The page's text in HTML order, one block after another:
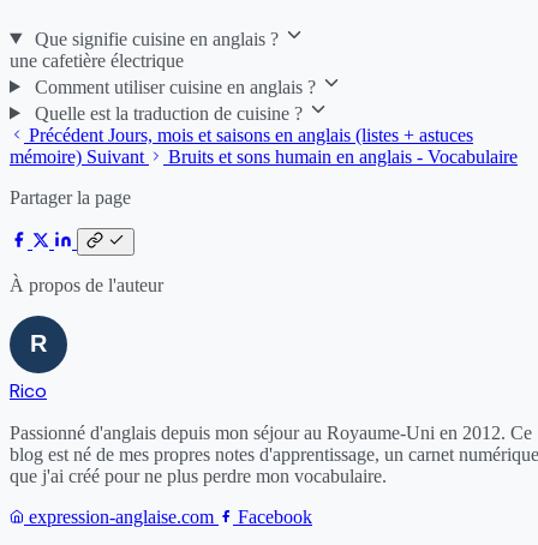
Que signifie cuisine en anglais ?
une cafetière électrique
Comment utiliser cuisine en anglais ?
Quelle est la traduction de cuisine ?
Précédent Jours, mois et saisons en anglais (listes + astuces
mémoire) Suivant
Bruits et sons humain en anglais - Vocabulaire
Partager la page
À propos de l'auteur
Rico
Passionné d'anglais depuis mon séjour au Royaume-Uni en 2012. Ce
blog est né de mes propres notes d'apprentissage, un carnet numérique
que j'ai créé pour ne plus perdre mon vocabulaire.
expression-anglaise.com
Facebook